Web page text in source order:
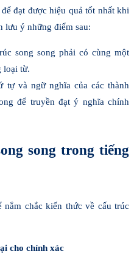
đạt được hiệu quả tốt nhất khi
lưu ý những điểm sau:
song song phải có cùng một
loại từ.
tự và ngữ nghĩa của các thành
để truyền đạt ý nghĩa chính
song trong tiếng
chắc kiến thức về cấu trúc
cho chính xác